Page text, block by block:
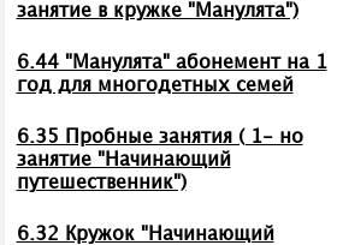
занятие в кружке "Манулята")
6.44 "Манулята" абонемент на 1
год для многодетных семей
6.35 Пробные занятия ( 1- но
занятие "Начинающий
путешественник")
6.32 Кружок "Начинающий